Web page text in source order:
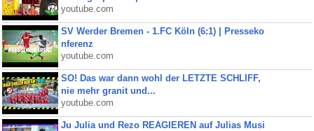
youtube.com
SV Werder Bremen - 1.FC Köln (6:1) | Presseko
nferenz
youtube.com
SO! Das war dann wohl der LETZTE SCHLIFF,
nie mehr granit und...
youtube.com
Ju Julia und Rezo REAGIEREN auf Julias Musi